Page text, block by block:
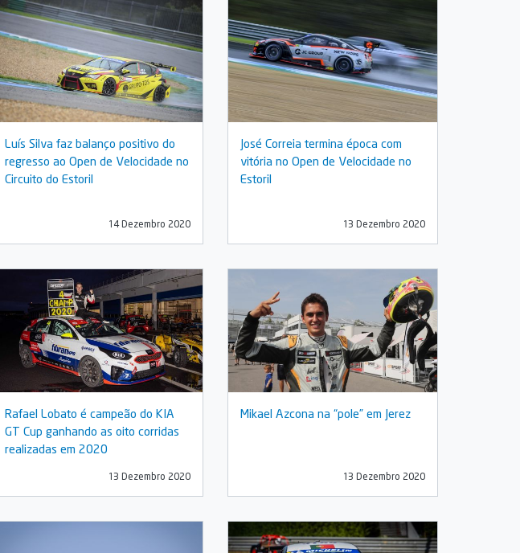
Luís Silva faz balanço positivo do
regresso ao Open de Velocidade no
Circuito do Estoril
14 Dezembro 2020
José Correia termina época com
vitória no Open de Velocidade no
Estoril
13 Dezembro 2020
Rafael Lobato é campeão do KIA
GT Cup ganhando as oito corridas
realizadas em 2020
13 Dezembro 2020
Mikael Azcona na “pole” em Jerez
13 Dezembro 2020